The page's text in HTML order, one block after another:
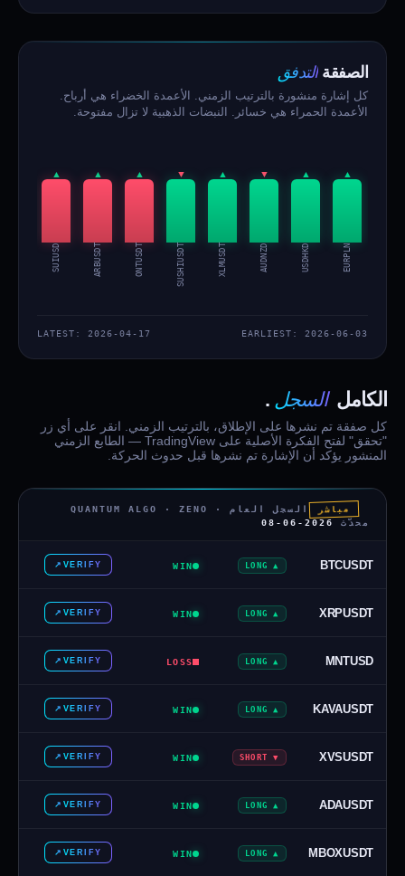
الصفقةالتدفق
كل إشارة منشورة بالترتيب الزمني. الأعمدة الخضراء هي أرباح.
الأعمدة الحمراء هي خسائر. النبضات الذهبية لا تزال مفتوحة.
▲
EURPLN
▲
USDHKD
▼
AUDNZD
▲
XLMUSDT
▼
SUSHIUSDT
▲
ONTUSDT
▲
ARBUSDT
▲
SUIUSD
EARLIEST: 2026-06-03
LATEST: 2026-04-17
الكامل السجل .
كل صفقة تم نشرها على الإطلاق، بالترتيب الزمني. انقر على أي زر
"تحقق" لفتح الفكرة الأصلية على TradingView — الطابع الزمني
المنشور يؤكد أن الإشارة تم نشرها قبل حدوث الحركة.
مباشر
السجل العام · QUANTUM ALGO · ZENO
محدّث
2026-06-08
BTCUSDT
▲ LONG
WIN
VERIFY
↗
XRPUSDT
▲ LONG
WIN
VERIFY
↗
MNTUSD
▲ LONG
LOSS
VERIFY
↗
KAVAUSDT
▲ LONG
WIN
VERIFY
↗
XVSUSDT
▼ SHORT
WIN
VERIFY
↗
ADAUSDT
▲ LONG
WIN
VERIFY
↗
MBOXUSDT
▲ LONG
WIN
VERIFY
↗